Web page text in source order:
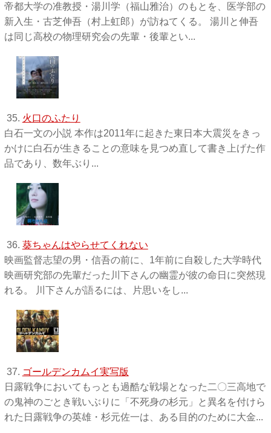
帝都大学の准教授・湯川学（福山雅治）のもとを、医学部の
新入生・古芝伸吾（村上虹郎）が訪ねてくる。 湯川と伸吾
は同じ高校の物理研究会の先輩・後輩とい...
35. 火口のふたり
白石一文の小説 本作は2011年に起きた東日本大震災をきっ
かけに白石が生きることの意味を見つめ直して書き上げた作
品であり、数年ぶり...
36. 葵ちゃんはやらせてくれない
映画監督志望の男・信吾の前に、1年前に自殺した大学時代
映画研究部の先輩だった川下さんの幽霊が彼の命日に突然現
れる。 川下さんが語るには、片思いをし...
37. ゴールデンカムイ実写版
日露戦争においてもっとも過酷な戦場となった二〇三高地で
の鬼神のごとき戦いぶりに「不死身の杉元」と異名を付けら
れた日露戦争の英雄・杉元佐一は、ある目的のために大金...